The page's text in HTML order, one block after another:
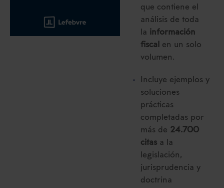
que contiene el
análisis de toda
la información
fiscal en un solo
volumen.
Incluye ejemplos y
soluciones
prácticas
completadas por
más de 24.700
citas a la
legislación,
jurisprudencia y
doctrina